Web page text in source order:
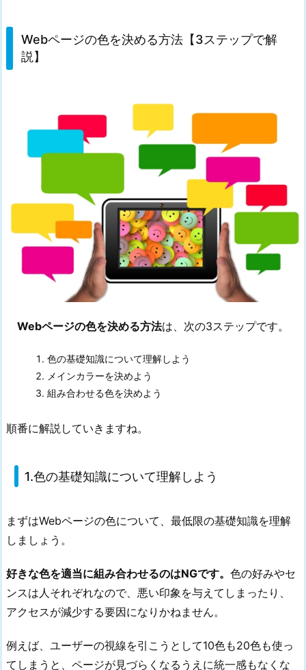
e
b
を
る
ス
プ
説】
1.
1.
基
知
つ
て
理
し
Webページの色を決める方法【3ステップで解
説】
Webページの色を決める方法は、次の3ステップです。
色の基礎知識について理解しよう
メインカラーを決めよう
組み合わせる色を決めよう
順番に解説していきますね。
1.色の基礎知識について理解しよう
まずはWebページの色について、最低限の基礎知識を理解
しましょう。
好きな色を適当に組み合わせるのはNGです。 色の好みやセ
ンスは人それぞれなので、悪い印象を与えてしまったり、
アクセスが減少する要因になりかねません。
例えば、ユーザーの視線を引こうとして10色も20色も使っ
てしまうと、ページが見づらくなるうえに統一感もなくな